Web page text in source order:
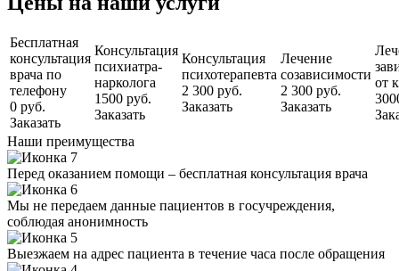
Бесплатная
консультация
врача по
телефону
0 руб.
Заказать
Консультация
психиатра-
нарколога
1500 руб.
Заказать
Консультация
психотерапевта
2 300 руб.
Заказать
Лечение
созависимости
2 300 руб.
Заказать
от
Наши преимущества
Перед оказанием помощи – бесплатная консультация врача
Мы не передаем данные пациентов в госучреждения,
соблюдая анонимность
Выезжаем на адрес пациента в течение часа после обращения